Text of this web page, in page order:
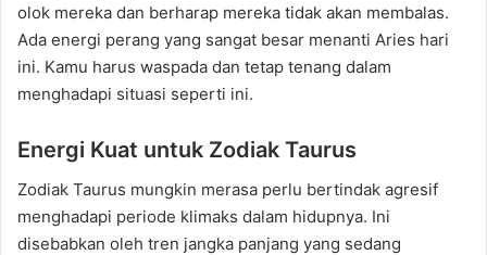
olok mereka dan berharap mereka tidak akan membalas.
Ada energi perang yang sangat besar menanti Aries hari
ini. Kamu harus waspada dan tetap tenang dalam
menghadapi situasi seperti ini.
Energi Kuat untuk Zodiak Taurus
Zodiak Taurus mungkin merasa perlu bertindak agresif
menghadapi periode klimaks dalam hidupnya. Ini
disebabkan oleh tren jangka panjang yang sedang